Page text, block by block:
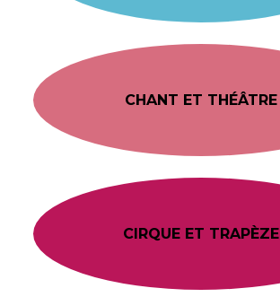
CHANT ET THÉÂTRE
CIRQUE ET TRAPÈZE